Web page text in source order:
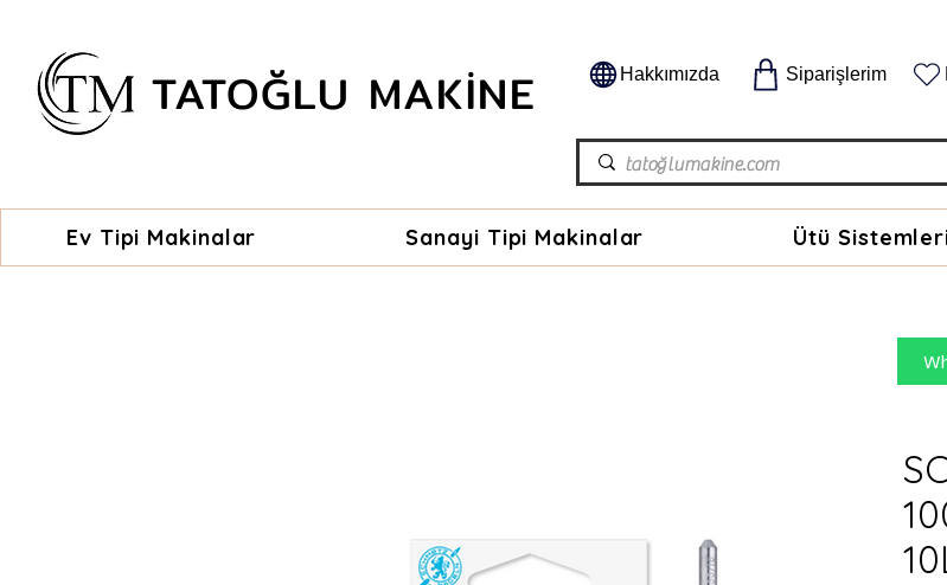
TATOĞLU MAKİNE Hakkımızda Siparişlerim
Ev Tipi Makinalar Sanayi Tipi Makinalar Ütü